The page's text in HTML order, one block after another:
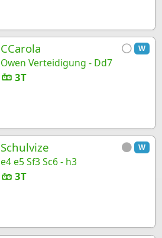
CCarola W
Owen Verteidigung - Dd7
3T
Schulvize W
e4 e5 Sf3 Sc6 - h3
3T